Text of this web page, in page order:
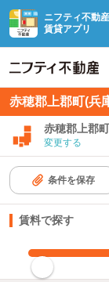
ニフティ不動産
賃貸アプリ
赤穂郡上郡町(兵
赤穂郡上郡町
変更する
条件を保存
賃料で探す